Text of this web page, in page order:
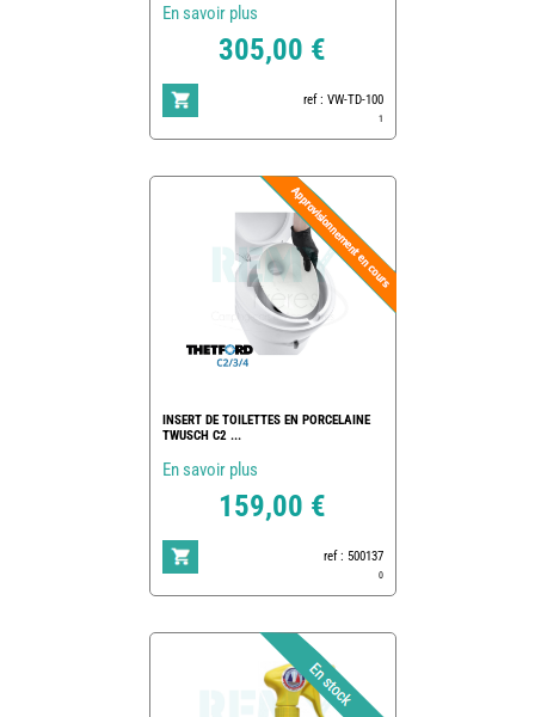
En savoir plus
305,00 €
ref : VW-TD-100
1
INSERT DE TOILETTES EN PORCELAINE
TWUSCH C2 ...
En savoir plus
159,00 €
ref : 500137
0